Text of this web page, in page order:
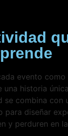
evento
una historia
se combina con
para diseñar
y perduren en